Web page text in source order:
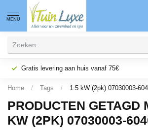
MENU
Gratis levering aan huis vanaf 75€
Home / Tags / 1.5 kW (2pk) 07030003-
PRODUCTEN GETAGD
KW (2PK) 07030003-